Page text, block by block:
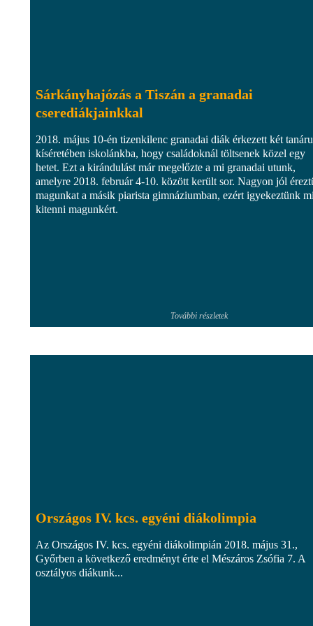
Sárkányhajózás a Tiszán a granadai
cserediákjainkkal
2018. május 10-én tizenkilenc granadai diák érkezett két
kíséretében iskolánkba, hogy családoknál töltsenek közel egy
hetet. Ezt a kirándulást már megelőzte a mi granadai utunk,
amelyre 2018. február 4-10. között került sor. Nagyon jól
magunkat a másik piarista gimnáziumban, ezért igyekeztünk
kitenni magunkért.
További részletek
Országos IV. kcs. egyéni diákolimpia
Az Országos IV. kcs. egyéni diákolimpián 2018. május 31.,
Győrben a következő eredményt érte el Mészáros Zsófia 7. A
osztályos diákunk...